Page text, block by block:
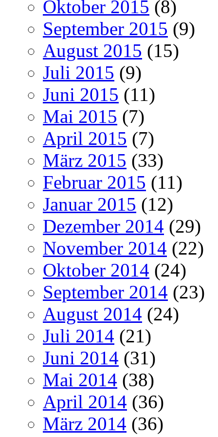
Oktober 2015 (8)
September 2015 (9)
August 2015 (15)
Juli 2015 (9)
Juni 2015 (11)
Mai 2015 (7)
April 2015 (7)
März 2015 (33)
Februar 2015 (11)
Januar 2015 (12)
Dezember 2014 (29)
November 2014 (22)
Oktober 2014 (24)
September 2014 (23)
August 2014 (24)
Juli 2014 (21)
Juni 2014 (31)
Mai 2014 (38)
April 2014 (36)
März 2014 (36)